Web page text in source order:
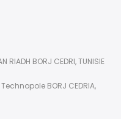
RIADH BORJ CEDRI, TUNISIE
BORJ CEDRIA,